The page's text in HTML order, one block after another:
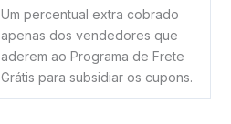
Um percentual extra cobrado
apenas dos vendedores que
aderem ao Programa de Frete
Grátis para subsidiar os cupons.